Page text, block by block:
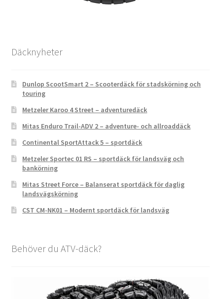
Däcknyheter
Dunlop ScootSmart 2 – Scooterdäck för stadskörning och
touring
Metzeler Karoo 4 Street – adventuredäck
Mitas Enduro Trail-ADV 2 – adventure- och allroaddäck
Continental SportAttack 5 – sportdäck
Metzeler Sportec 01 RS – sportdäck för landsväg och
bankörning
Mitas Street Force – Balanserat sportdäck för daglig
landsvägskörning
CST CM-NK01 – Modernt sportdäck för landsväg
Behöver du ATV-däck?